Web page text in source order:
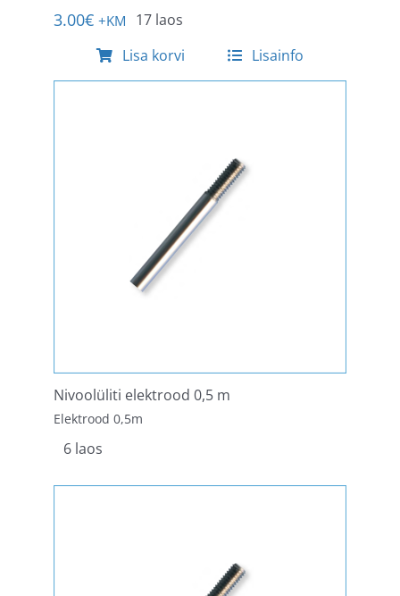
3.00€ +KM
17 laos
Lisa korvi
Lisainfo
Nivoolüliti elektrood 0,5 m
Elektrood 0,5m
6 laos